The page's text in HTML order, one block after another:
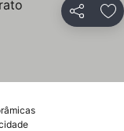
Partilhar
Ver preços